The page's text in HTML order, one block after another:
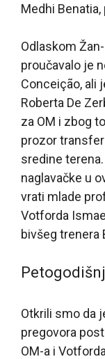
Medhi
Odlaskom
proučavalo je
Conceição, ali
Roberta De
za OM i zbog
prozor
sredine
naglavačke u
vrati mlade
Votforda
bivšeg trenera
Otkrili smo da
pregovora
OM-a i